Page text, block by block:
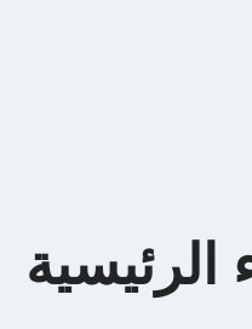
الرئيسية